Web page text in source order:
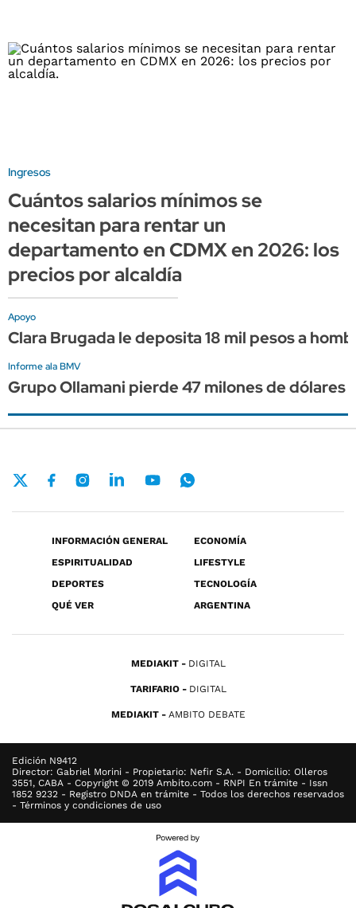
Ingresos
Cuántos salarios mínimos se
necesitan para rentar un
departamento en CDMX en 2026: los
precios por alcaldía
Apoyo
Clara Brugada le deposita 18 mil pesos a
Informe ala BMV
Grupo Ollamani pierde 47 milones de dólares
INFORMACIÓN GENERAL
ECONOMÍA
ESPIRITUALIDAD
LIFESTYLE
DEPORTES
TECNOLOGÍA
QUÉ VER
ARGENTINA
MEDIAKIT DIGITAL
TARIFARIO DIGITAL
MEDIAKIT AMBITO DEBATE
Edición N9412
Director: Gabriel Morini - Propietario: Nefir S.A. - Domicilio: Olleros
3551, CABA - Copyright © 2019 Ambito.com - RNPI En trámite - Issn
1852 9232 - Registro DNDA en trámite - Todos los derechos reservados
- Términos y condiciones de uso